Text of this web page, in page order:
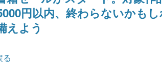
氏が登
円以内、終わらないかも
えよう
る